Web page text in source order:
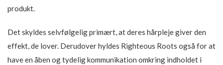
produkt.
Det skyldes selvfølgelig primært, at deres hårpleje giver den
effekt, de lover. Derudover hyldes Righteous Roots også for at
have en åben og tydelig kommunikation omkring indholdet i